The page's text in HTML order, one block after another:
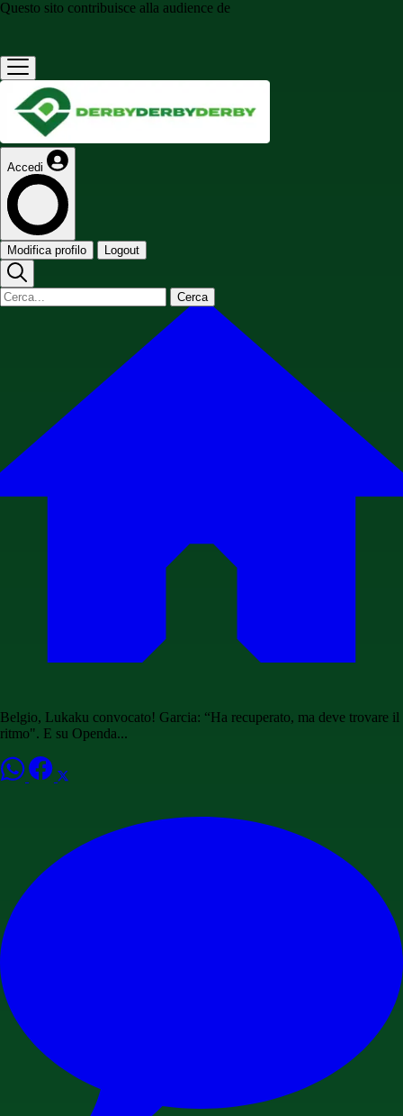
Questo sito contribuisce alla audience de
Accedi
Modifica profilo Logout
Cerca
Belgio, Lukaku convocato! Garcia: “Ha recuperato, ma deve trovare il
ritmo". E su Openda...